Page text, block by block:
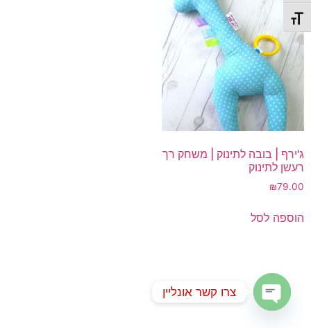
מתג גודל גופן
ג'ירף | בובה לתינוק | משחק רך
רעשן לתינוק
₪79.00
הוספה לסל
צרו קשר אונליין